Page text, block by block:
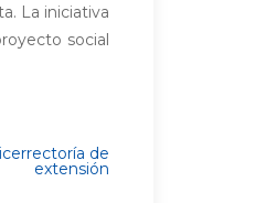
La iniciativa
social
de
extensión